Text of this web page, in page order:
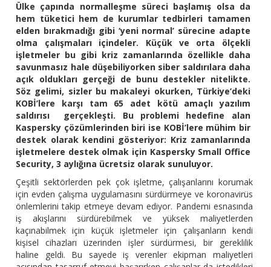
Ülke çapında normalleşme süreci başlamış olsa da
hem tüketici hem de kurumlar tedbirleri tamamen
elden bırakmadığı gibi ‘yeni normal’ sürecine adapte
olma çalışmaları içindeler. Küçük ve orta ölçekli
işletmeler bu gibi kriz zamanlarında özellikle daha
savunmasız hale düşebiliyorken siber saldırılara daha
açık oldukları gerçeği de bunu destekler nitelikte.
Söz gelimi, sizler bu makaleyi okurken, Türkiye’deki
KOBİ’lere karşı tam 65 adet kötü amaçlı yazılım
saldırısı gerçekleşti. Bu problemi hedefine alan
Kaspersky çözümlerinden biri ise KOBİ’lere mühim bir
destek olarak kendini gösteriyor: Kriz zamanlarında
işletmelere destek olmak için Kaspersky Small Office
Security, 3 aylığına ücretsiz olarak sunuluyor.
Çeşitli sektörlerden pek çok işletme, çalışanlarını korumak
için evden çalışma uygulamasını sürdürmeye ve koronavirüs
önlemlerini takip etmeye devam ediyor. Pandemi esnasında
iş akışlarını sürdürebilmek ve yüksek maliyetlerden
kaçınabilmek için küçük işletmeler için çalışanların kendi
kişisel cihazları üzerinden işler sürdürmesi, bir gereklilik
haline geldi. Bu sayede iş verenler ekipman maliyetleri